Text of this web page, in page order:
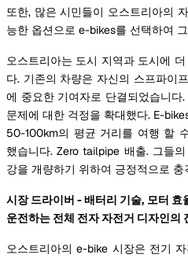
또한, 많은 시민들이 오스트리아의
능한 옵션으로 e-bikes를 선택하여
오스트리아는 도시 지역과 도시에
다. 기존의 차량은 자신의 스프파이
에 중요한 기여자로 단결되었습니
문제에 대한 걱정을 확대했다. E-
50-100km의 평균 거리를 여행 할
했습니다. Zero tailpipe 배출. 그들
강을 개량하기 위하여 긍정적으로 충
시장 드라이버 - 배터리 기술, 모터
운전하는 전체 전자 자전거 디자인의
오스트리아의 e-bike 시장은 전기